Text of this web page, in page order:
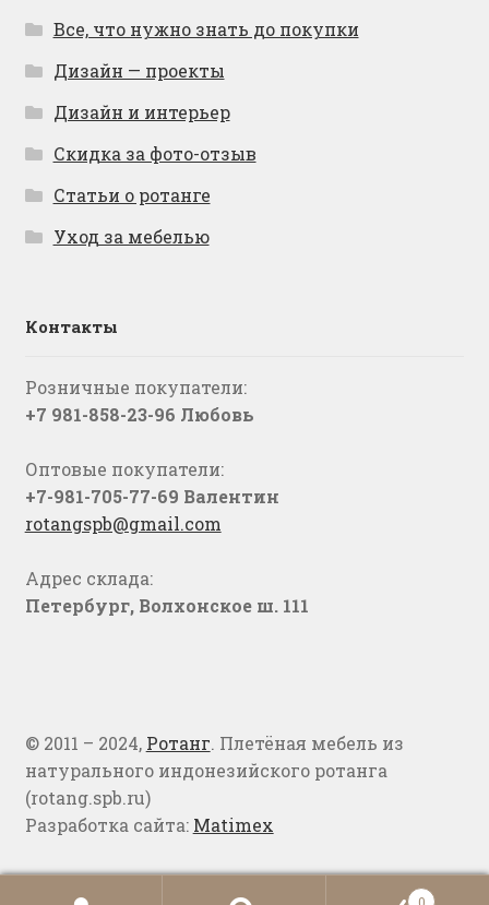
Все, что нужно знать до покупки
Дизайн — проекты
Дизайн и интерьер
Скидка за фото-отзыв
Статьи о ротанге
Уход за мебелью
Контакты
Розничные покупатели:
+7 981-858-23-96 Любовь
Оптовые покупатели:
+7-981-705-77-69 Валентин
rotangspb@gmail.com
Адрес склада:
Петербург, Волхонское ш. 111
© 2011 – 2024, Ротанг. Плетёная мебель из
натурального индонезийского ротанга
(rotang.spb.ru)
Разработка сайта: Matimex
0